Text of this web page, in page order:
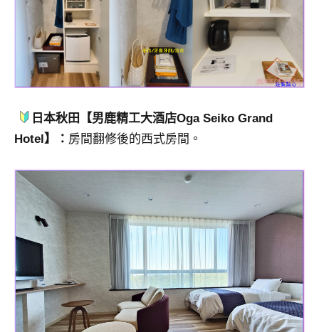
日本秋田【男鹿精工大酒店Oga Seiko Grand
Hotel】： 房間翻修後的西式房間。